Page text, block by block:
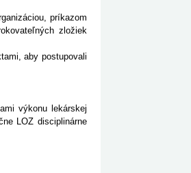
príkazom
zložiek
aby postupovali
výkonu lekárskej
LOZ disciplinárne